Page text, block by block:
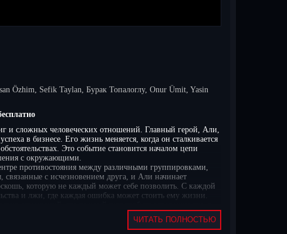
Özhim, Sefik Taylan, Бурак Топалоглу, Onur Ümit, Yasin
и сложных человеческих отношений. Главный герой, Али,
в бизнесе. Его жизнь меняется, когда он сталкивается
Это событие становится началом цепи
с окружающими.
противостояния между различными группировками,
с исчезновением друга, и Али начинает
которую не каждый может себе позволить. С каждой
и лжи, где каждая ошибка может стоить ему жизни.
развитие событий делают эту историю
ЧИТАТЬ ПОЛНОСТЬЮ